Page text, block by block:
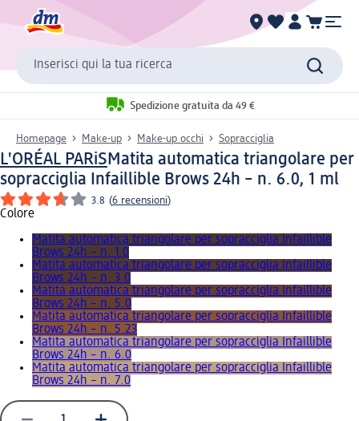
Inserisci qui la tua ricerca
Spedizione gratuita da 49 €
Homepage Make-up Make-up occhi Sopracciglia
L'ORÉAL PARiSMatita automatica triangolare per
sopracciglia Infaillible Brows 24h – n. 6.0, 1 ml
3.8 (6 recensioni)
Colore
Matita automatica triangolare per sopracciglia Infaillible
Brows 24h – n. 1.0
Matita automatica triangolare per sopracciglia Infaillible
Brows 24h – n. 3.0
Matita automatica triangolare per sopracciglia Infaillible
Brows 24h – n. 5.0
Matita automatica triangolare per sopracciglia Infaillible
Brows 24h – n. 5.23
Matita automatica triangolare per sopracciglia Infaillible
Brows 24h – n. 6.0
Matita automatica triangolare per sopracciglia Infaillible
Brows 24h – n. 7.0